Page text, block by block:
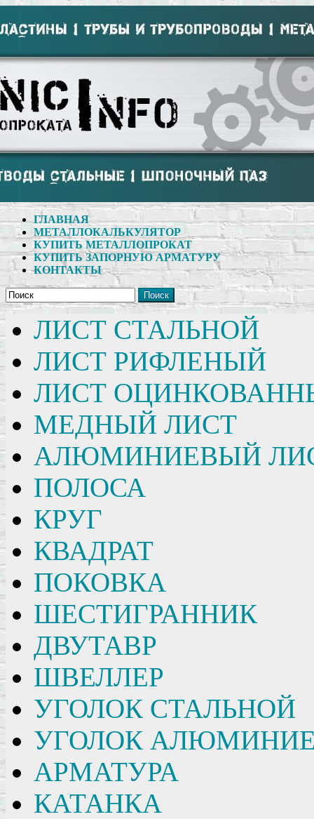
ГЛАВНАЯ
МЕТАЛЛОКАЛЬКУЛЯТОР
КУПИТЬ МЕТАЛЛОПРОКАТ
КУПИТЬ ЗАПОРНУЮ АРМАТУРУ
КОНТАКТЫ
Поиск
ЛИСТ СТАЛЬНОЙ
ЛИСТ РИФЛЕНЫЙ
ЛИСТ
МЕДНЫЙ ЛИСТ
АЛЮМИНИЕВЫЙ
ПОЛОСА
КРУГ
КВАДРАТ
ПОКОВКА
ШЕСТИГРАННИК
ДВУТАВР
ШВЕЛЛЕР
УГОЛОК СТАЛЬНОЙ
УГОЛОК
АРМАТУРА
КАТАНКА